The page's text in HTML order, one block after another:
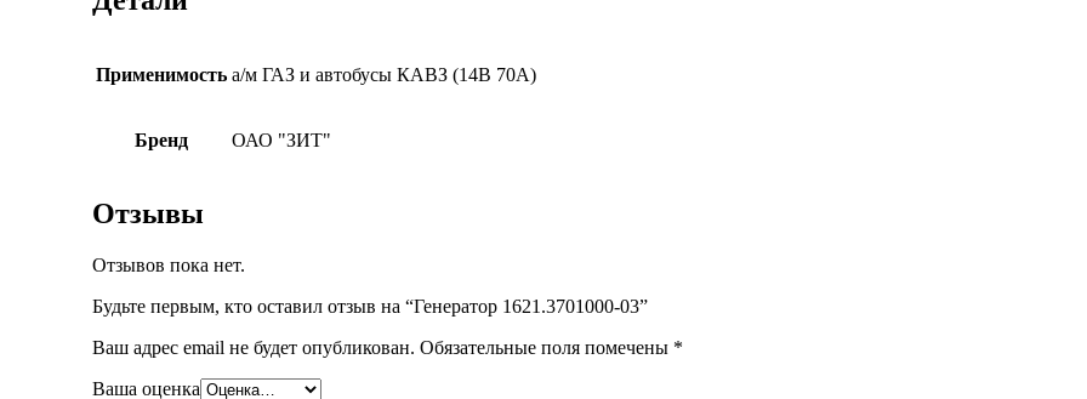
Применимость а/м ГАЗ и автобусы КАВЗ (14В 70А)
Бренд ОАО "ЗИТ"
Отзывы
Отзывов пока нет.
Будьте первым, кто оставил отзыв на “Генератор 1621.3701000-03”
Ваш адрес email не будет опубликован. Обязательные поля помечены *
Ваша оценка